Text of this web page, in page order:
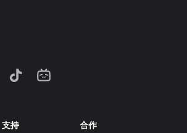
支持 合作